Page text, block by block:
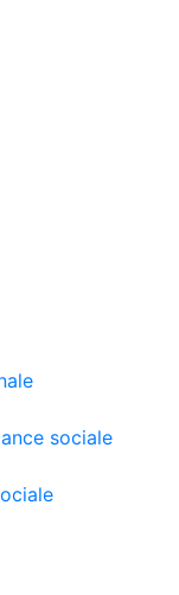
sociale